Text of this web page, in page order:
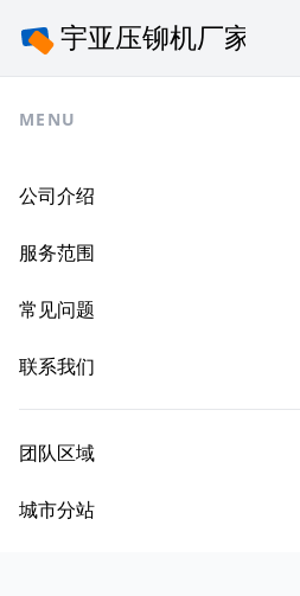
MENU
公司介绍
服务范围
常见问题
联系我们
团队区域
城市分站